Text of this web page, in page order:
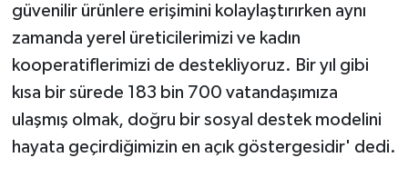
güvenilir ürünlere erişimini kolaylaştırırken aynı
zamanda yerel üreticilerimizi ve kadın
kooperatiflerimizi de destekliyoruz. Bir yıl gibi
kısa bir sürede 183 bin 700 vatandaşımıza
ulaşmış olmak, doğru bir sosyal destek modelini
hayata geçirdiğimizin en açık göstergesidir' dedi.